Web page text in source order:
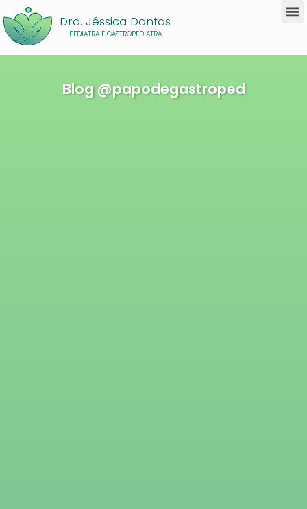
Dra. Jéssica Dantas
PEDIATRA E GASTROPEDIATRA
Blog @papodegastroped